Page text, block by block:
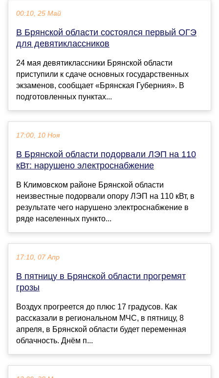
00:10, 25 Май
В Брянской области состоялся первый ОГЭ
для девятиклассников
24 мая девятиклассники Брянской области
приступили к сдаче основных государственных
экзаменов, сообщает «Брянская Губерния». В
подготовленных пунктах...
17:00, 10 Ноя
В Брянской области подорвали ЛЭП на 110
кВт: нарушено электроснабжение
В Климовском районе Брянской области
неизвестные подорвали опору ЛЭП на 110 кВт, в
результате чего нарушено электроснабжение в
ряде населенных пункто...
17:10, 07 Апр
В пятницу в Брянской области прогремят
грозы
Воздух прогреется до плюс 17 градусов. Как
рассказали в региональном МЧС, в пятницу, 8
апреля, в Брянской области будет переменная
облачность. Днём п...